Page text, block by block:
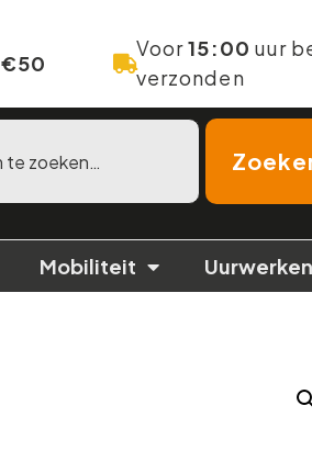
€50
Voor15:00 uur
verzonden
Mobiliteit Uurwerken